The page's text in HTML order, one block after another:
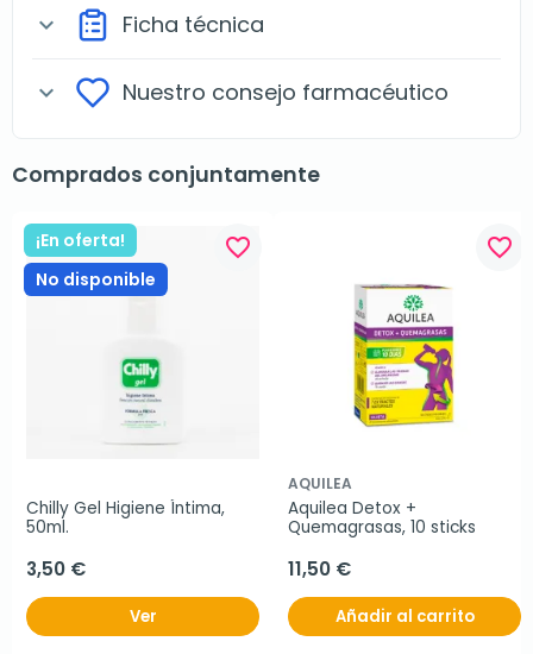
expand_more Ficha técnica
expand_more Nuestro consejo farmacéutico
Comprados conjuntamente
¡En oferta!
No disponible
favorite_border
Chilly Gel Higiene Íntima,
50ml.
3,50 €
Ver
favorite_border
AQUILEA
Aquilea Detox +
Quemagrasas, 10 sticks
11,50 €
Añadir al carrito